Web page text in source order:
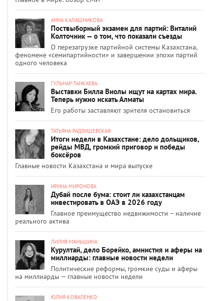
АННА КАЛАШНИКОВА
Поствыборный экзамен для партий: Виталий
Колточник — о том, что показали съезды
О перезагрузке партийной системы Казахстана,
феномене «семипартийности» и завершении эпохи партий
одного человека
ГУЛЬНАР ТАНКАЕВА
Выставки Билла Виолы ищут на картах мира.
Теперь нужно искать Алматы
Его работы заставляют зрителя остановиться
ТАТЬЯНА РАДЗИШЕВСКАЯ
Итоги недели в Казахстане: дело дольщиков,
рейды МВД, громкий приговор и победы
боксёров
Главные новости Казахстана и мира выпуске
ИРИНА МИРОНОВА
Дубай после бума: стоит ли казахстанцам
инвестировать в ОАЭ в 2026 году
Главное преимущество недвижимости – наличие
реального актива
ЛИЛИЯ МАНЬШИНА
Курултай, дело Борейко, амнистия и аферы на
миллиарды: главные новости недели
Политические реформы, громкие суды и аферы
на миллиарды — главные новости недели
ЮЛИЯ КОВАЛЕНКО